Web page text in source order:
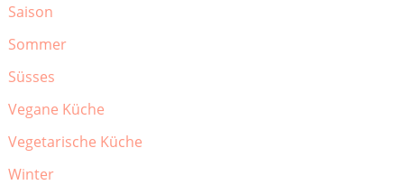
Saison
Sommer
Süsses
Vegane Küche
Vegetarische Küche
Winter